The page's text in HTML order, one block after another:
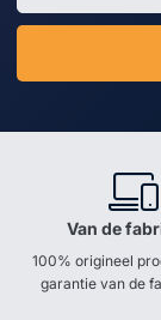
Van de
100% origineel
garantie van de